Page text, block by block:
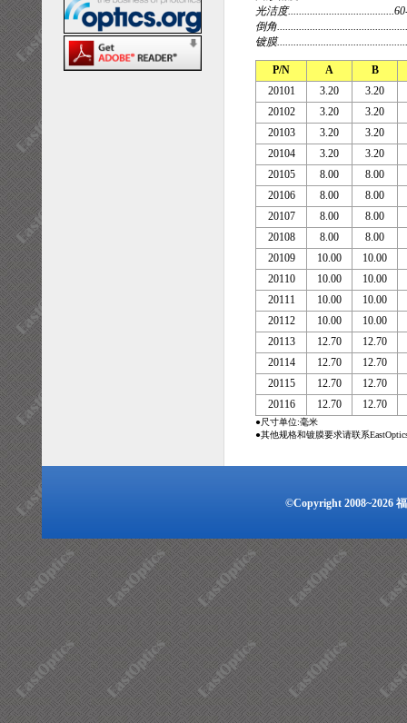
光洁度
倒角
镀膜
P/N A
B
20101
3.20
3.20
20102
3.20
3.20
20103
3.20
3.20
20104
3.20
3.20
20105
8.00
8.00
20106
8.00
8.00
20107
8.00
8.00
20108
8.00
8.00
20109
10.00
10.00
20110
10.00
10.00
20111
10.00
10.00
20112
10.00
10.00
20113
12.70
12.70
20114
12.70
12.70
20115
12.70
12.70
20116
12.70 12.70
●尺寸单位:毫米
●其他规格和镀膜要求请联系
©Copyright 2008~2026